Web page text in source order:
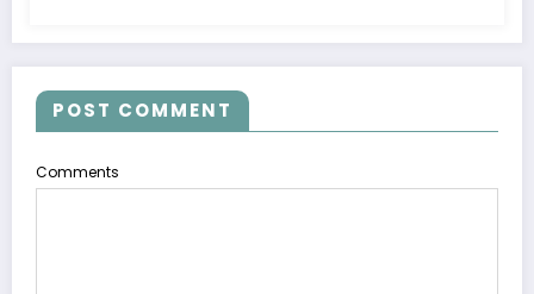
POST COMMENT
Comments